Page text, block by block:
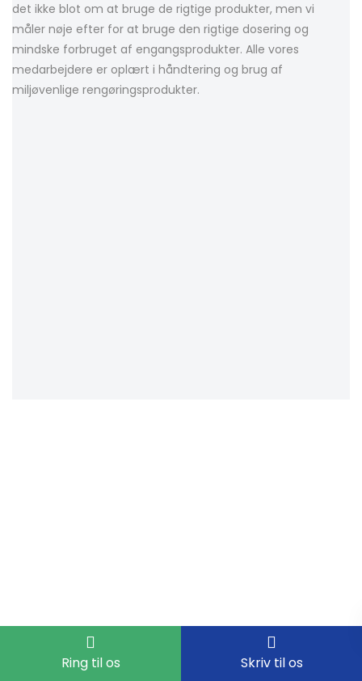
det ikke blot om at bruge de rigtige produkter, men vi
måler nøje efter for at bruge den rigtige dosering og
mindske forbruget af engangsprodukter. Alle vores
medarbejdere er oplært i håndtering og brug af
miljøvenlige rengøringsprodukter.
Ring til os Skriv til os